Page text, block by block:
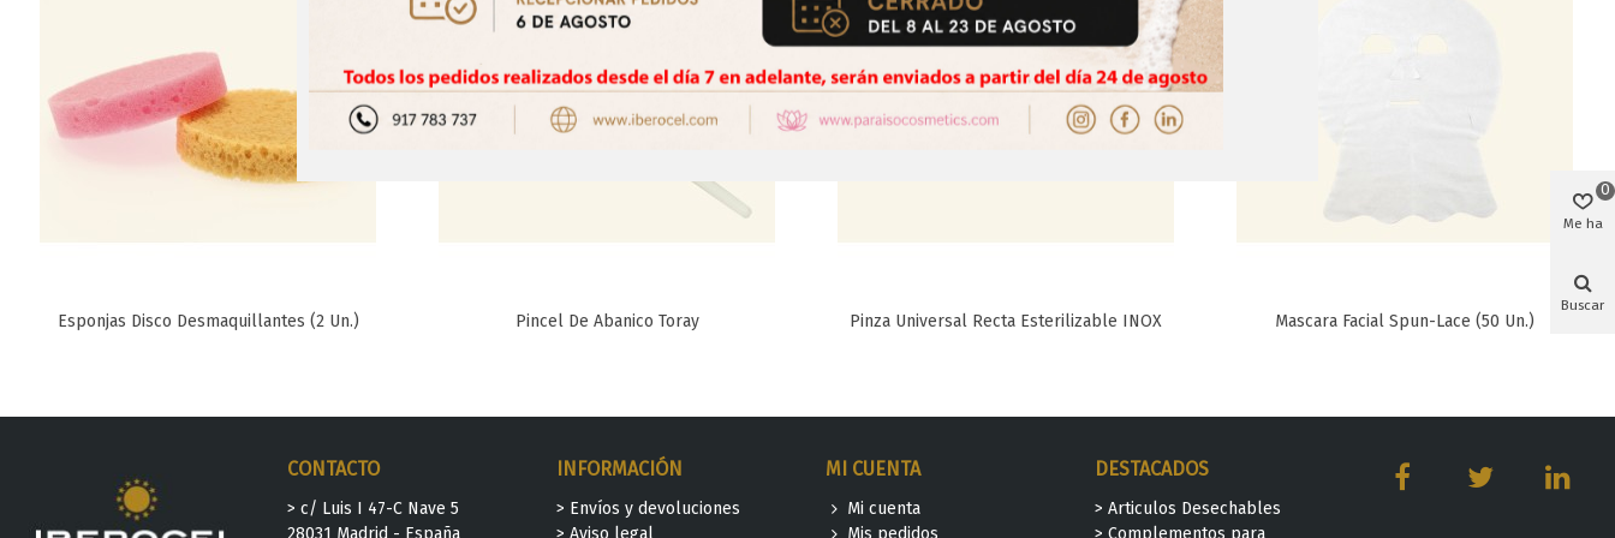
Favorito
Esponjas Disco Desmaquillantes (2 Un.) Favorito
Pincel De Abanico Toray Favorito
Pinza Universal Recta Esterilizable INOX Favorito
Mascara Facial Spun-Lace (50 Un.)
CONTACTO
> c/ Luis I 47-C Nave 5
28031 Madrid - España
INFORMACIÓN
> Envíos y devoluciones
> Aviso legal
MI CUENTA
Mi cuenta
Mis pedidos
DESTACADOS
> Articulos Desechables
> Complementos para
Me ha
0
Buscar